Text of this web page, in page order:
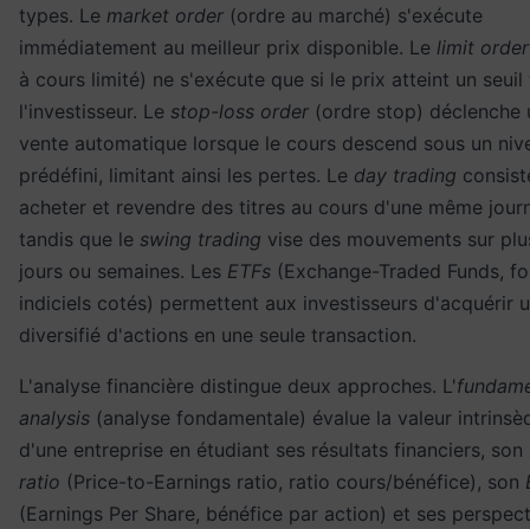
types. Le market order (ordre au marché) s'exécute
immédiatement au meilleur prix disponible. Le limit order
à cours limité) ne s'exécute que si le prix atteint un
l'investisseur. Le stop-loss order (ordre stop) déclenche
vente automatique lorsque le cours descend sous un
prédéfini, limitant ainsi les pertes. Le day trading
acheter et revendre des titres au cours d'une même
tandis que le swing trading vise des mouvements sur
jours ou semaines. Les ETFs (Exchange-Traded Funds,
indiciels cotés) permettent aux investisseurs d'acquérir
diversifié d'actions en une seule transaction.
L'analyse financière distingue deux approches. L'
analysis (analyse fondamentale) évalue la valeur
d'une entreprise en étudiant ses résultats financiers, son
ratio (Price-to-Earnings ratio, ratio cours/bénéfice), son
(Earnings Per Share, bénéfice par action) et ses